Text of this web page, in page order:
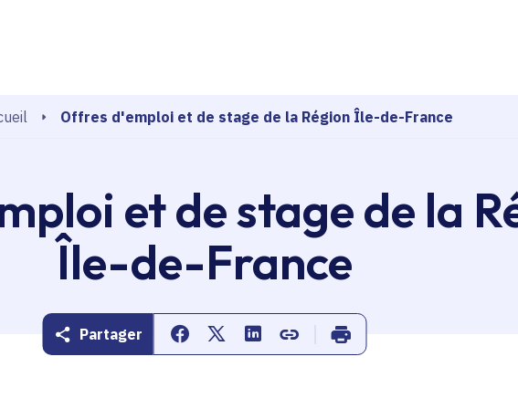
Offres d'emploi et de stage de la Région Île-de-France
et de stage de la
Île-de-France
Partager Partager sur Facebook
Partager sur Twitter
Partager sur Linkedin
Copier dans le presse-papier
Imprimer